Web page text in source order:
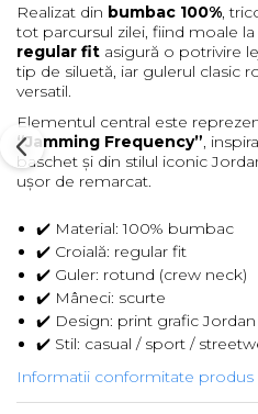
Realizat din bumbac 100% ,
tot parcursul zilei, fiind moale
regular fit asigură o potrivire
tip de siluetă, iar gulerul clasic
versatil.
Elementul central este
“Jamming Frequency” ,
baschet și din stilul iconic
ușor de remarcat.
✔️ Material: 100% bumbac
✔️ Croială: regular fit
✔️ Guler: rotund (crew neck)
✔️ Mâneci: scurte
✔️ Design: print grafic Jordan
✔️ Stil: casual / sport /
Informatii conformitate produs